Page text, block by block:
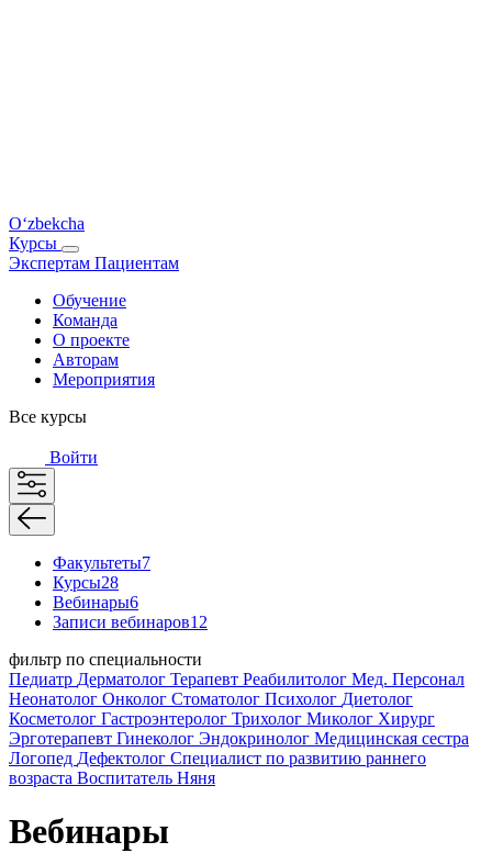
O‘zbekcha
Курсы
Экспертам Пациентам
Обучение
Команда
О проекте
Авторам
Мероприятия
Все курсы
Войти
Факультеты7
Курсы28
Вебинары6
Записи вебинаров12
фильтр по специальности
Педиатр Дерматолог Терапевт Реабилитолог Мед. Персонал
Неонатолог Онколог Стоматолог Психолог Диетолог
Косметолог Гастроэнтеролог Трихолог Миколог Хирург
Эрготерапевт Гинеколог Эндокринолог Медицинская сестра
Логопед Дефектолог Специалист по развитию раннего
возраста Воспитатель Няня
Вебинары